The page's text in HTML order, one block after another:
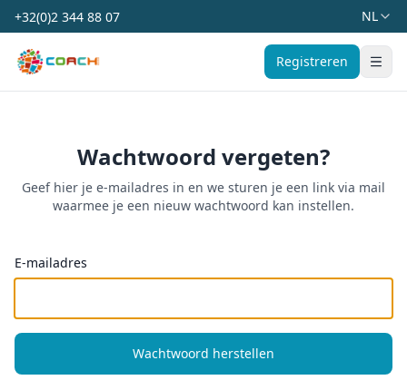
+32(0)2 344 88 07 NL
Coach Belgium Registreren
Wachtwoord vergeten?
Geef hier je e-mailadres in en we sturen je een link via mail
waarmee je een nieuw wachtwoord kan instellen.
E-mailadres
Wachtwoord herstellen